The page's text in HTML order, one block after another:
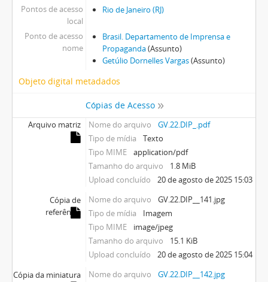
Pontos de acesso
local
Rio de Janeiro (RJ)
Ponto de acesso
nome
Brasil. Departamento de Imprensa e
Propaganda(Assunto)
Getúlio Dornelles Vargas(Assunto)
Objeto digital metadados
Cópias de Acesso
Arquivo matriz Nome do arquivo
GV.22.DIP_.pdf
Tipo de mídia
Texto
Tipo MIME
application/pdf
Tamanho do arquivo
1.8 MiB
Upload concluído
20 de agosto de 2025 15:03
Cópia de
referência
Nome do arquivo
GV.22.DIP__141.jpg
Tipo de mídia
Imagem
Tipo MIME
image/jpeg
Tamanho do arquivo
15.1 KiB
Upload concluído
20 de agosto de 2025 15:04
Cópia da miniatura
Nome do arquivo
GV.22.DIP__142.jpg